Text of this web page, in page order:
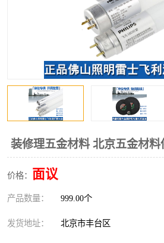
装修理五金材料 北京五金材料
价格： 面议
产品数量： 999.00个
发货地址： 北京市丰台区